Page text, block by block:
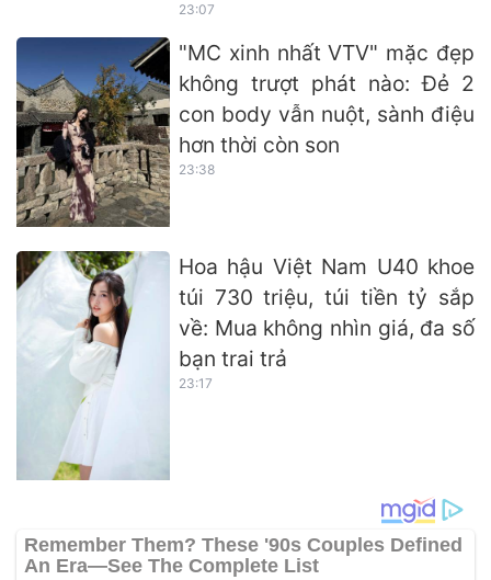
23:07
"MC xinh nhất VTV" mặc đẹp
không trượt phát nào: Đẻ 2
con body vẫn nuột, sành điệu
hơn thời còn son
23:38
Hoa hậu Việt Nam U40 khoe
túi 730 triệu, túi tiền tỷ sắp
về: Mua không nhìn giá, đa số
bạn trai trả
23:17